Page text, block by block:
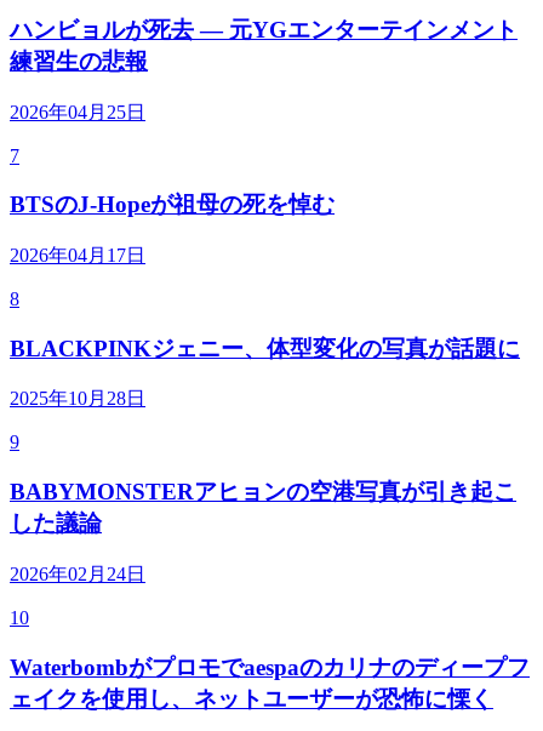
ハンビョルが死去 — 元YGエンターテインメント
練習生の悲報
2026年04月25日
7
BTSのJ-Hopeが祖母の死を悼む
2026年04月17日
8
BLACKPINKジェニー、体型変化の写真が話題に
2025年10月28日
9
BABYMONSTERアヒョンの空港写真が引き起こ
した議論
2026年02月24日
10
Waterbombがプロモでaespaのカリナのディープフ
ェイクを使用し、ネットユーザーが恐怖に慄く